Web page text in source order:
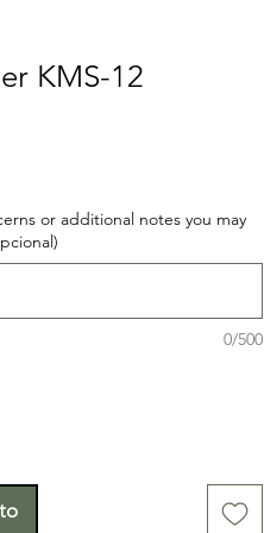
KMS-12
or additional notes you may
0/500